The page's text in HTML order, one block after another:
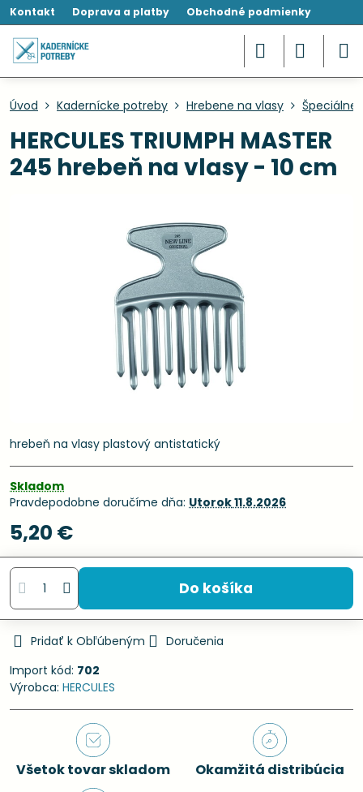
Kontakt Doprava a platby Obchodné podmienky
Úvod Kadernícke potreby Hrebene na vlasy Špeciálne
HERCULES TRIUMPH MASTER
245 hrebeň na vlasy - 10 cm
hrebeň na vlasy plastový antistatický
Skladom
Pravdepodobne doručíme dňa: Utorok11.8.2026
5,20 €
Do košíka
Pridať k Obľúbeným
Doručenia
Import kód: 702
Výrobca: HERCULES
Všetok tovar skladom Okamžitá distribúcia